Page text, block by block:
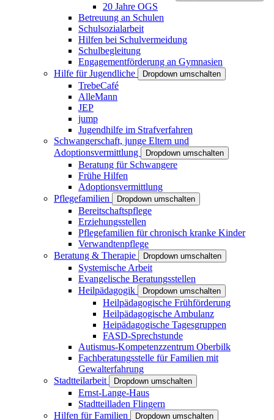
20 Jahre OGS
Betreuung an Schulen
Schulsozialarbeit
Hilfen bei Schulvermeidung
Schulbegleitung
Engagementförderung an Gymnasien
Hilfe für Jugendliche
Dropdown umschalten
TrebeCafé
AlleMann
JEP
jump
Jugendhilfe im Strafverfahren
Schwangerschaft, junge Eltern und
Adoptionsvermittlung
Dropdown umschalten
Beratung für Schwangere
Frühe Hilfen
Adoptionsvermittlung
Pflegefamilien
Dropdown umschalten
Bereitschaftspflege
Erziehungsstellen
Pflegefamilien für chronisch kranke Kinder
Verwandtenpflege
Beratung & Therapie
Dropdown umschalten
Systemische Arbeit
Evangelische Beratungsstellen
Heilpädagogik
Dropdown umschalten
Heilpädagogische Frühförderung
Heilpädagogische Ambulanz
Heipädagogische Tagesgruppen
FASD-Sprechstunde
Autismus-Kompetenzzentrum Oberbilk
Fachberatungsstelle für Familien mit
Gewalterfahrung
Stadtteilarbeit
Dropdown umschalten
Ernst-Lange-Haus
Stadtteilladen Flingern
Hilfen für Familien
Dropdown umschalten